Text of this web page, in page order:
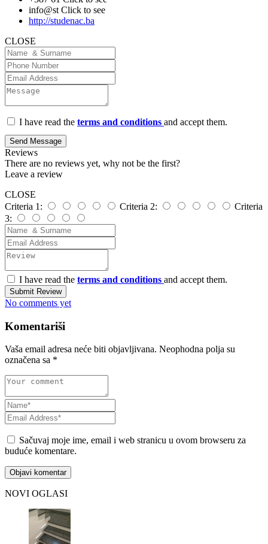
info@st Click to see
http://studenac.ba
CLOSE
I have read the terms and conditions and accept them.
Send Message
Reviews
There are no reviews yet, why not be the first?
Leave a review
CLOSE
Criteria 1:
Criteria 2:
Criteria
3:
I have read the terms and conditions and accept them.
Submit Review
No comments yet
Komentariši
Vaša email adresa neće biti objavljivana. Neophodna polja su
označena sa *
Sačuvaj moje ime, email i web stranicu u ovom browseru za
buduće komentare.
NOVI OGLASI